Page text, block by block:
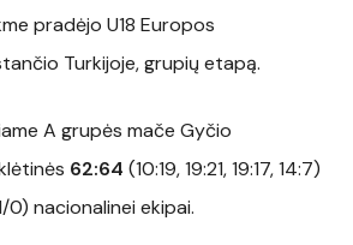
pradėjo U18 Europos
Turkijoje, grupių etapą.
A grupės mače Gyčio
62:64 (10:19, 19:21, 19:17, 14:7)
0) nacionalinei ekipai.